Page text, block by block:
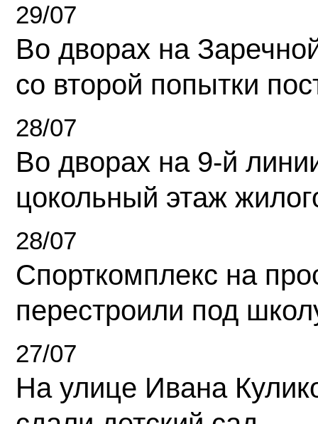
29/07
Во дворах на
со второй попытки
28/07
Во дворах на 9-й
цокольный этаж
28/07
Спорткомплекс на
перестроили под
27/07
На улице Ивана